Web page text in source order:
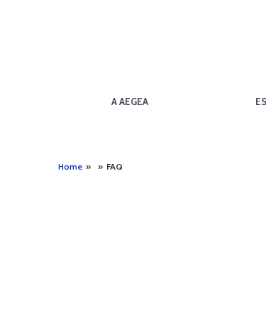
A AEGEA
Home » » FAQ